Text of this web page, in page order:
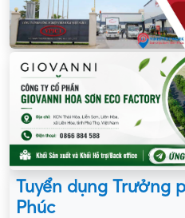
Tuyển dụng Trưởng
Phúc